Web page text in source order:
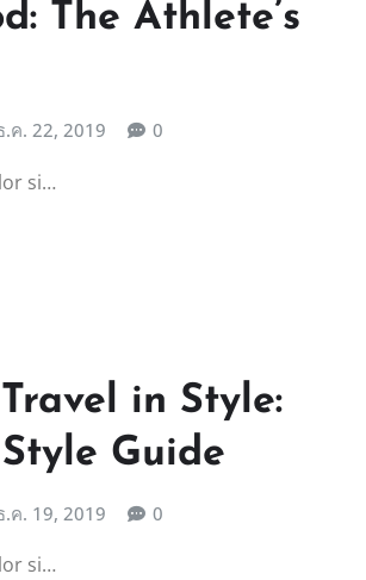
The Athlete’s
.ค. 22, 2019 0
si…
in Style:
Guide
.ค. 19, 2019 0
si…